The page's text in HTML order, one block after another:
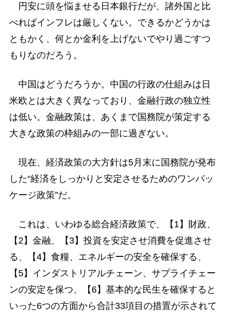
円安に頭を悩ませる日本銀行だが、諸外国と比
べればインフレは厳しくない。できるかどうかは
ともかく、何とか金利を上げないでやり過ごすつ
もりなのだろう。
中国はどうだろうか。中国の行政の仕組みは日
米欧とは大きく異なっており、金融行政の独立性
は低い。金融政策は、あくまで国務院が策定する
大きな政策の枠組みの一部に過ぎない。
現在、経済政策の大方針は5月末に国務院が発布
した“経済をしっかりと安定させるためのワンパッ
ケージ政策”だ。
これは、いわゆる総合経済政策で、【1】財政、
【2】金融、【3】投資を安定させ消費を促進させ
る、【4】食糧、エネルギーの安全を確保する、
【5】インダストリアルチェーン、サプライチェー
ンの安定を保つ、【6】基本的な民生を確保すると
いった6つの方面から合計33項目の措置が示されて